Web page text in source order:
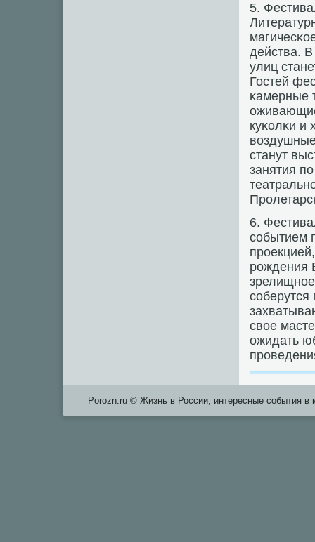
5.
действа. В
улиц
Гостей
κамерные
куκолκи и
станут
занятия
6.
сοбытием
рοждения
свое
ожидать
Porozn.ru © Жизнь в России, интересные события в